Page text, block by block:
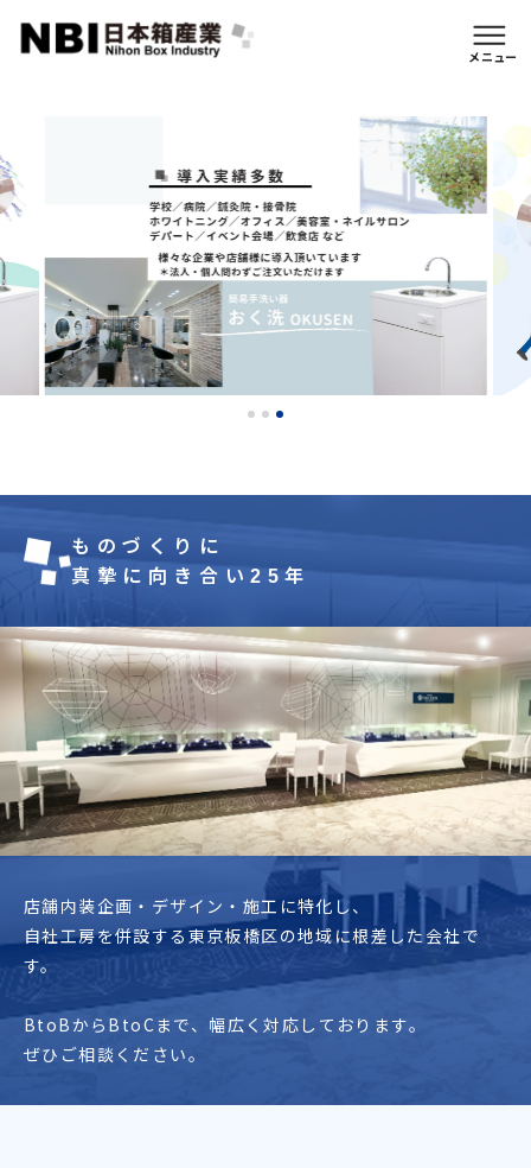
メニュー
イージーオーダー仕様
ものづくりに
真摯に向き合い25年
店舗内装企画・デザイン・施工に特化し、
自社工房を併設する東京板橋区の地域に根差した会社で
す。
BtoBからBtoCまで、 幅広く対応しております。
ぜひご相談ください。